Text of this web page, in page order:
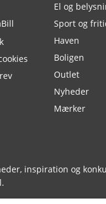
El og
Sport og
Haven
Boligen
Outlet
Nyheder
Mærker
inspiration og